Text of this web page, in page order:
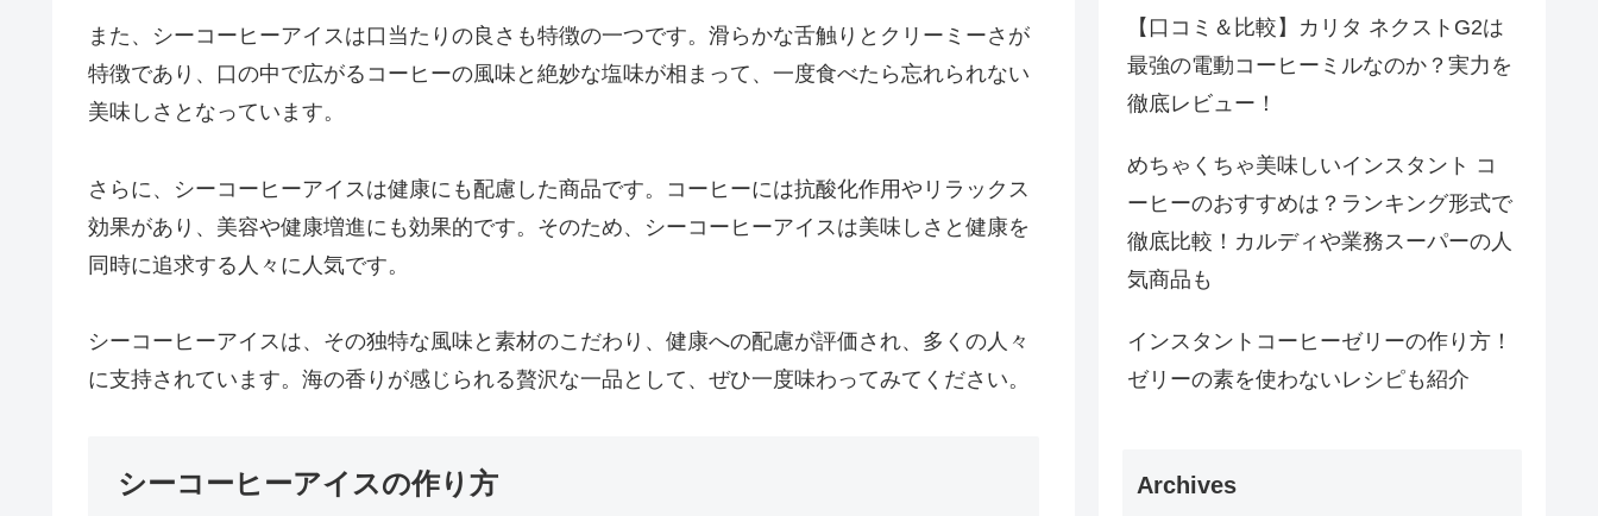
また、シーコーヒーアイスは口当たりの良さも特徴の一つです。滑らかな舌触りとクリーミーさが
特徴であり、口の中で広がるコーヒーの風味と絶妙な塩味が相まって、一度食べたら忘れられない
美味しさとなっています。
さらに、シーコーヒーアイスは健康にも配慮した商品です。コーヒーには抗酸化作用やリラックス
効果があり、美容や健康増進にも効果的です。そのため、シーコーヒーアイスは美味しさと健康を
同時に追求する人々に人気です。
シーコーヒーアイスは、その独特な風味と素材のこだわり、健康への配慮が評価され、多くの人々
に支持されています。海の香りが感じられる贅沢な一品として、ぜひ一度味わってみてください。
シーコーヒーアイスの作り方
【口コミ＆比較】カリタ ネクストG2は
最強の電動コーヒーミルなのか？実力を
徹底レビュー！
めちゃくちゃ美味しいインスタント コ
ーヒーのおすすめは？ランキング形式で
徹底比較！カルディや業務スーパーの人
気商品も
インスタントコーヒーゼリーの作り方！
ゼリーの素を使わないレシピも紹介
Archives